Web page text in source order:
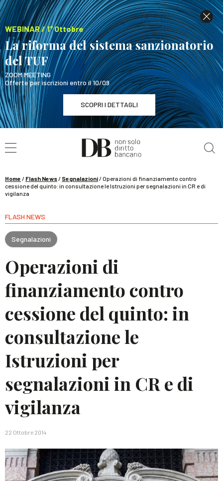
WEBINAR / 1° Ottobre
La riforma del sistema sanzionatorio
del TUF
ZOOM MEETING
Offerte per iscrizioni entro il 10/09
SCOPRI I DETTAGLI
WEBINAR / 1° Ottobre
La riforma del sistema sanzionatorio del TUF
Home / Flash News/ Segnalazioni/Operazioni di finanziamento contro
cessione del quinto: in consultazione le Istruzioni per segnalazioni in CR e di
vigilanza
FLASH NEWS
Segnalazioni
Operazioni di
finanziamento contro
cessione del quinto: in
consultazione le
Istruzioni per
segnalazioni in CR e di
vigilanza
22 Ottobre 2014